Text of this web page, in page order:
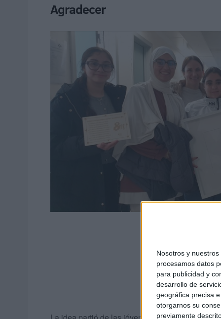
Nosotros y nuestros
procesamos datos
para publicidad y
desarrollo de
geográfica precisa
otorgarnos su
previamente
Agradecer